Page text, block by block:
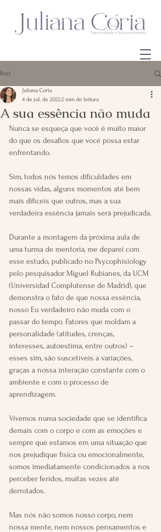
Post
A sua essência não muda
Juliana Coria
4 de jul. de 20222 min de leitura
Nunca se esqueça que você é muito maior
do que os desafios que você possa estar
enfrentando.
Sim, todos nós temos dificuldades em
nossas vidas, alguns momentos até bem
mais difíceis que outros, mas a sua
verdadeira essência jamais será prejudicada.
Durante a montagem da próxima aula de
uma turma de mentoria, me deparei com
esse estudo, publicado no Psycophisiology
pelo pesquisador Miguel Rubianes, da UCM
(Universidad Complutense de Madrid), que
demonstra o fato de que nossa essência,
nosso Eu verdadeiro não muda com o
passar do tempo. Fatores que moldam a
personalidade (atitudes, crenças,
interesses, autoestima, entre outros) –
esses sim, são suscetíveis a variações,
graças a nossa interação constante com o
ambiente e com o processo de
aprendizagem.
Vivemos numa sociedade que se identifica
demais com o corpo e com as emoções e
sempre que estamos em uma situação que
nos prejudique física ou emocionalmente,
somos imediatamente condicionados a nos
perceber feridos, muitas vezes até
derrotados.
Mas nós não somos nosso corpo, nem
nossa mente, nem nossos pensamentos e